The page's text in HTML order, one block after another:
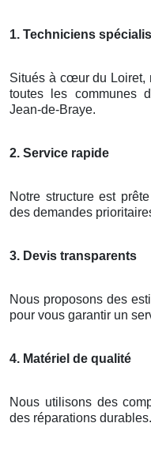
1. Techniciens
Situés à cœur du Loiret,
toutes les communes
Jean-de-Braye.
2. Service rapide
Notre structure est
des demandes
3. Devis transparents
Nous proposons des
pour vous garantir un
4. Matériel de qualité
Nous utilisons des
des réparations durables.